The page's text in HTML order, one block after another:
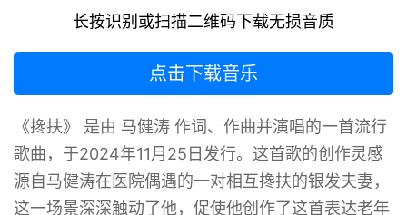
长按识别或扫描二维码下载无损音质
点击下载音乐
《搀扶》 ‌是由 马健涛 作词、作曲并演唱的一首流行
歌曲，于2024年11月25日发行。这首歌的创作灵感
源自马健涛在医院偶遇的一对相互搀扶的银发夫妻，
这一场景深深触动了他，促使他创作了这首表达老年